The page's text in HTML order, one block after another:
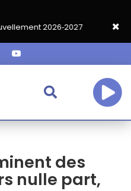
Grand café de
des
nulle part,